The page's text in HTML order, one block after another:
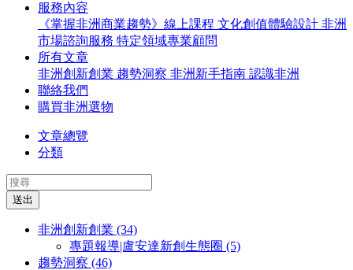
服務內容
《掌握非洲商業趨勢》線上課程 文化創值體驗設計 非洲
市場諮詢服務 特定領域專業顧問
所有文章
非洲創新創業 趨勢洞察 非洲新手指南 認識非洲
聯絡我們
購買非洲選物
文章總覽
分類
送出
非洲創新創業 (34)
專題報導|盧安達新創生態圈 (5)
趨勢洞察 (46)